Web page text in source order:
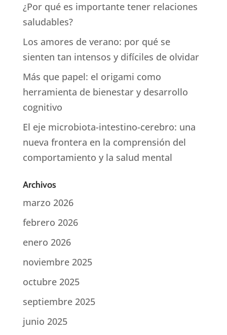
¿Por qué es importante tener relaciones
saludables?
Los amores de verano: por qué se
sienten tan intensos y difíciles de olvidar
Más que papel: el origami como
herramienta de bienestar y desarrollo
cognitivo
El eje microbiota-intestino-cerebro: una
nueva frontera en la comprensión del
comportamiento y la salud mental
Archivos
marzo 2026
febrero 2026
enero 2026
noviembre 2025
octubre 2025
septiembre 2025
junio 2025